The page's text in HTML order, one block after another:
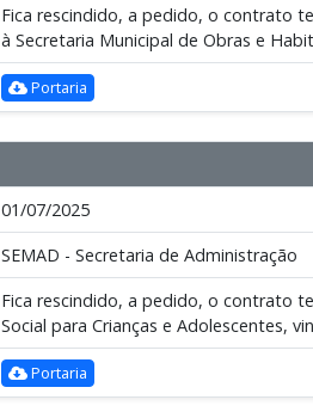
Fica rescindido, a pedido, o contrato
à Secretaria Municipal de Obras e
Portaria
01/07/2025
SEMAD - Secretaria de Administração
Fica rescindido, a pedido, o contrato
Social para Crianças e Adolescentes,
Portaria